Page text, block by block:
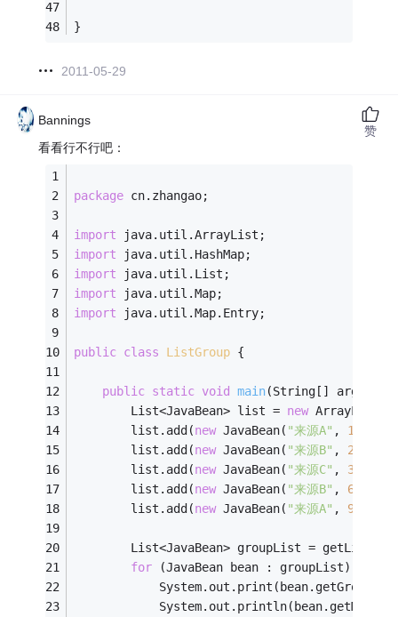
}
2011-05-29
Bannings
看看行不行吧：
package cn.zhangao;
import java.util.ArrayList;
import java.util.HashMap;
import java.util.List;
import java.util.Map;
import java.util.Map.Entry;
public class ListGroup {
public static void main(String[] args)
		List<JavaBean> list =
new
		list.add(
new JavaBean( "来源A" , 100
		list.add(
new JavaBean( "来源B" , 200
		list.add(
new JavaBean( "来源C" , 300
		list.add(
new JavaBean( "来源B" , 6600
		list.add(
new JavaBean( "来源A" , 99800
List<JavaBean> groupList =
for (JavaBean bean : groupList) {
System.out.print(bean.getGroup()
赞